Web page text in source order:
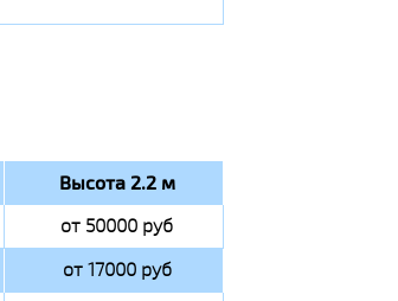
Высота 2.2 м
от 50000 руб
от 17000 руб